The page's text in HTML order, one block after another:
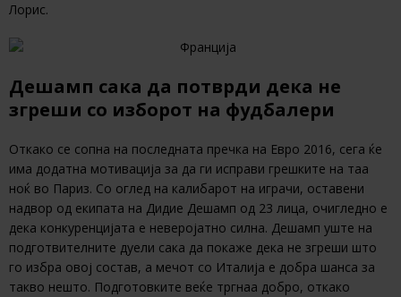
Лорис.
Дешамп сака да потврди дека не
згреши со изборот на фудбалери
Откако се сопна на последната пречка на Евро 2016, сега ќе
има додатна мотивација за да ги исправи грешките на таа
ноќ во Париз. Со оглед на калибарот на играчи, оставени
надвор од екипата на Дидие Дешамп од 23 лица, очигледно е
дека конкуренцијата е неверојатно силна. Дешамп уште на
подготвителните дуели сака да покаже дека не згреши што
го избра овој состав, а мечот со Италија е добра шанса за
такво нешто. Подготовките веќе тргнаа добро, откако